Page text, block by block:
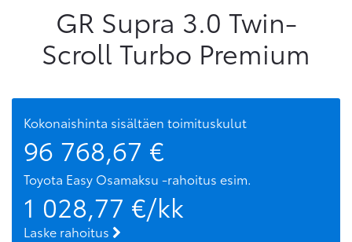
GR Supra 3.0 Twin-
Scroll Turbo Premium
Kokonaishinta sisältäen toimituskulut
96 768,67 €
Toyota Easy Osamaksu -rahoitus esim.
1 028,77 €/kk
Laske rahoitus